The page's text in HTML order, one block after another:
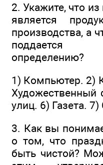
2. Укажите, что
является
производства, а
поддается
определению?
1) Компьютер. 2)
улиц. 6) Газета. 7)
3. Как вы
о том, что
быть чистой?